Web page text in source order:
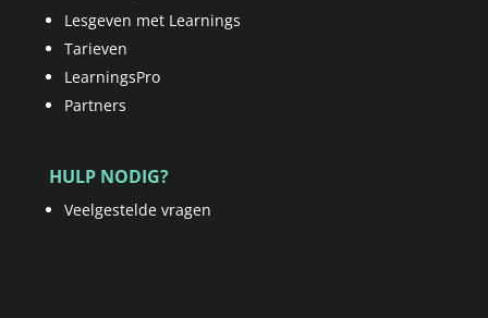
Lesgeven met Learnings
Tarieven
LearningsPro
Partners
HULP NODIG?
Veelgestelde vragen